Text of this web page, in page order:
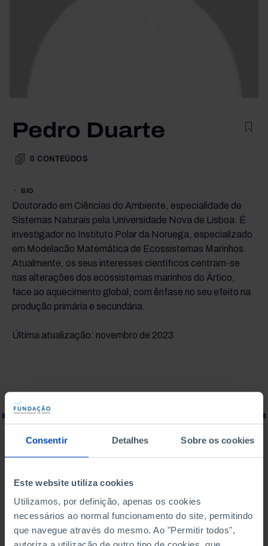
Consentir Detalhes Sobre os cookies
Este website utiliza cookies
Utilizamos, por definição, apenas os cookies
necessários ao normal funcionamento do site, permitindo
que navegue através do mesmo. Ao "Permitir todos",
Pedro Duarte
0 CONTEÚDOS
BIO
Doutorado em Ciências do Ambiente, especialidade de
Sistemas Naturais pela Universidade Nova de Lisboa. É
investigador no Instituto Polar da Noruega, especializado
em Modelacão Matemática de Ecossistemas Marinhos.
Atualmente, os seus interesses científicos centram-se
nas alterações dos ecossistemas marinhos do Ártico,
face ao aquecimento global, com ênfase no seu efeito na
produção primária e secundária.
Última atualização: novembro de 2023
O QUE PROCURA?
Para pesquisar uma expressão coloque-a entre aspas